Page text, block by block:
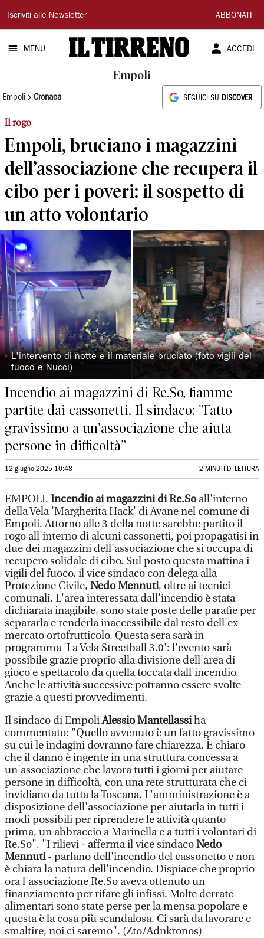
Il
Tirreno
Iscriviti alle Newsletter ABBONATI
MENU ACCEDI
Empoli
Empoli Cronaca SEGUICI SU DISCOVER
Il rogo
Empoli, bruciano i magazzini
dell’associazione che recupera il
cibo per i poveri: il sospetto di
un atto volontario
◗L'intervento di notte e il materiale bruciato (foto vigili del
fuoco e Nucci)
Incendio ai magazzini di Re.So, fiamme
partite dai cassonetti. Il sindaco: "Fatto
gravissimo a un'associazione che aiuta
persone in difficoltà”
12 giugno 2025 10:48 2 MINUTI DI LETTURA
EMPOLI. Incendio ai magazzini di Re.Soall'interno
della Vela 'Margherita Hack' di Avane nel comune di
Empoli. Attorno alle 3 della notte sarebbe partito il
rogo all'interno di alcuni cassonetti, poi propagatisi in
due dei magazzini dell'associazione che si occupa di
recupero solidale di cibo. Sul posto questa mattina i
vigili del fuoco, il vice sindaco con delega alla
Protezione Civile, Nedo Mennuti, oltre ai tecnici
comunali. L'area interessata dall'incendio è stata
dichiarata inagibile, sono state poste delle paratìe per
separarla e renderla inaccessibile dal resto dell'ex
mercato ortofrutticolo. Questa sera sarà in
programma 'La Vela Streetball 3.0': l'evento sarà
possibile grazie proprio alla divisione dell'area di
gioco e spettacolo da quella toccata dall'incendio.
Anche le attività successive potranno essere svolte
grazie a questi provvedimenti.
Il sindaco di EmpoliAlessio Mantellassiha
commentato: "Quello avvenuto è un fatto gravissimo
su cui le indagini dovranno fare chiarezza. È chiaro
che il danno è ingente in una struttura concessa a
un'associazione che lavora tutti i giorni per aiutare
persone in difficoltà, con una rete strutturata che ci
invidiano da tutta la Toscana. L'amministrazione è a
disposizione dell'associazione per aiutarla in tutti i
modi possibili per riprendere le attività quanto
prima, un abbraccio a Marinella e a tutti i volontari di
Re.So". "I rilievi - afferma il vice sindacoNedo
Mennuti- parlano dell'incendio del cassonetto e non
è chiara la natura dell'incendio. Dispiace che proprio
ora l'associazione Re.So aveva ottenuto un
finanziamento per rifare gli infissi. Molte derrate
alimentari sono state perse per la mensa popolare e
questa è la cosa più scandalosa. Ci sarà da lavorare e
smaltire, noi ci saremo". (Zto/Adnkronos)